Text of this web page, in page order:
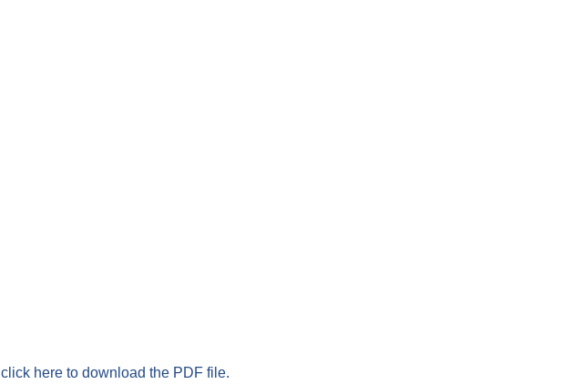
click here to download the PDF file.